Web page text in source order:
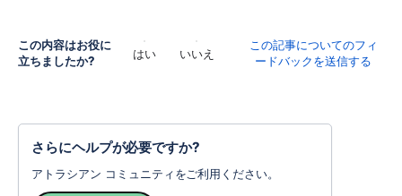
この内容はお役に
立ちましたか?
はい いいえ
この記事についてのフィ
ードバックを送信する
さらにヘルプが必要ですか?
アトラシアン コミュニティをご利用ください。